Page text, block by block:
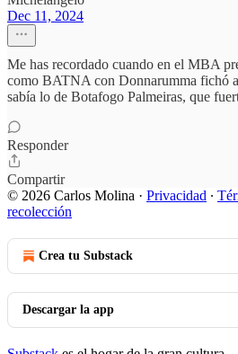
Dec 11, 2024
Me has recordado cuando en el MBA
como BATNA con Donnarumma fichó
sabía lo de Botafogo Palmeiras, que
Responder
Compartir
© 2026 Carlos Molina · Privacidad ∙
recolección
Crea tu Substack
Descargar la app